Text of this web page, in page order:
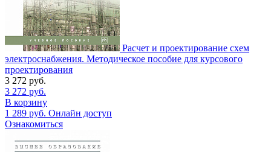
Расчет и проектирование схем
электроснабжения. Методическое пособие для курсового
проектирования
3 272 руб.
3 272 руб.
В корзину
1 289 руб. Онлайн доступ
Ознакомиться